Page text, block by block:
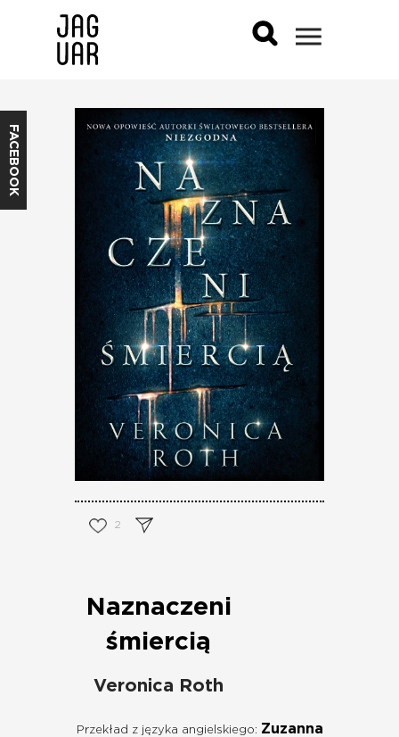
FACEBOOK
2
Naznaczeni
śmiercią
Veronica Roth
Przekład z języka angielskiego: Zuzanna